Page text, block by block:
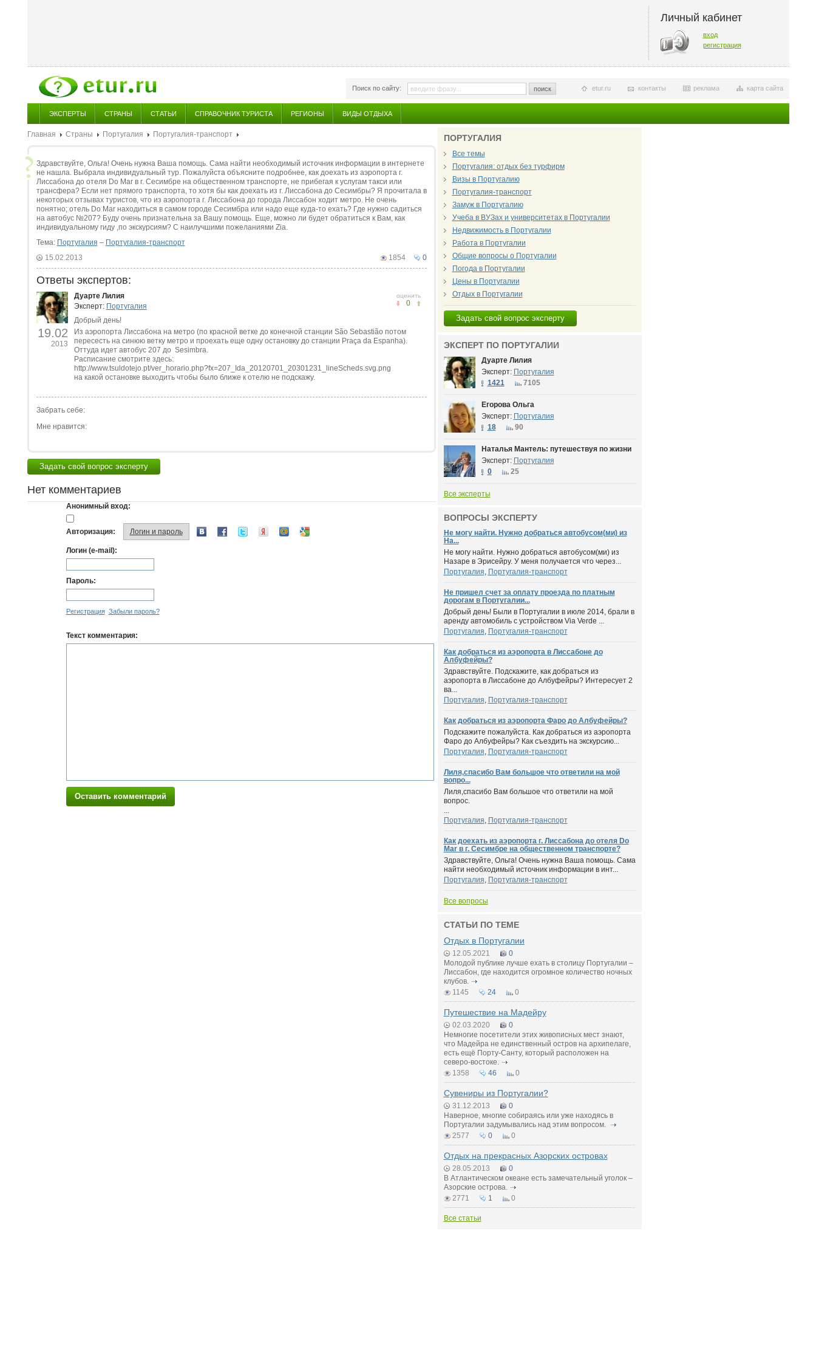
Личный кабинет
вход
регистрация
Поиск по сайту: поиск карта сайта
реклама
контакты
etur.ru
ЭКСПЕРТЫ СТРАНЫ СТАТЬИ СПРАВОЧНИК ТУРИСТА РЕГИОНЫ ВИДЫ ОТДЫХА
Главная Страны Португалия Португалия-транспорт
Здравствуйте, Ольга! Очень нужна Ваша помощь. Сама найти необходимый источник информации в интернете
не нашла. Выбрала индивидуальный тур. Пожалуйста объясните подробнее, как доехать из аэропорта г.
Лиссабона до отеля Do Mar в г. Сесимбре на общественном транспорте, не прибегая к услугам такси или
трансфера? Если нет прямого транспорта, то хотя бы как доехать из г. Лиссабона до Сесимбры? Я прочитала в
некоторых отзывах туристов, что из аэропорта г. Лиссабона до города Лиссабон ходит метро. Не очень
понятно; отель Do Mar находиться в самом городе Сесимбра или надо еще куда-то ехать? Где нужно садиться
на автобус №207? Буду очень признательна за Вашу помощь. Еще, можно ли будет обратиться к Вам, как
индивидуальному гиду ,по экскурсиям? С наилучшими пожеланиями Zia.
Тема: Португалия – Португалия-транспорт
0
1854
15.02.2013
Ответы экспертов:
19.02
2013
оценить
0
Дуарте Лилия
Эксперт: Португалия
Добрый день!
Из аэропорта Лиссабона на метро (по красной ветке до конечной станции São Sebastião потом
пересесть на синюю ветку метро и проехать еще одну остановку до станции Praça da Espanha).
Оттуда идет автобус 207 до Sesimbra.
Расписание смотрите здесь:
http://www.tsuldotejo.pt/ver_horario.php?fx=207_Ida_20120701_20301231_lineScheds.svg.png
на какой остановке выходить чтобы было ближе к отелю не подскажу.
Забрать себе:
Мне нравится:
Задать свой вопрос эксперту
Нет комментариев
Анонимный вход:
Авторизация: Логин и пароль
Логин (e-mail):
Пароль:
Регистрация Забыли пароль?
Текст комментария:
Оставить комментарий
ПОРТУГАЛИЯ
Все темы
Португалия: отдых без турфирм
Визы в Португалию
Португалия-транспорт
Замуж в Португалию
Учеба в ВУЗах и университетах в Португалии
Недвижимость в Португалии
Работа в Португалии
Общие вопросы о Португалии
Погода в Португалии
Цены в Португалии
Отдых в Португалии
Задать свой вопрос эксперту
ЭКСПЕРТ ПО ПОРТУГАЛИИ
Дуарте Лилия
Эксперт: Португалия
1421
7105
Егорова Ольга
Эксперт: Португалия
18
90
Наталья Мантель: путешествуя по жизни
Эксперт: Португалия
0
25
Все эксперты
ВОПРОСЫ ЭКСПЕРТУ
Не могу найти. Нужно добраться автобусом(ми) из
На...
Не могу найти. Нужно добраться автобусом(ми) из
Назаре в Эрисейру. У меня получается что через...
Португалия, Португалия-транспорт
Не пришел счет за оплату проезда по платным
дорогам в Португалии...
Добрый день! Были в Португалии в июле 2014, брали в
аренду автомобиль с устройством Via Verde ...
Португалия, Португалия-транспорт
Как добраться из аэропорта в Лиссабоне до
Албуфейры?
Здравствуйте. Подскажите, как добраться из
аэропорта в Лиссабоне до Албуфейры? Интересует 2
ва...
Португалия, Португалия-транспорт
Как добраться из аэропорта Фаро до Албуфейры?
Подскажите пожалуйста. Как добраться из аэропорта
Фаро до Албуфейры? Как съездить на экскурсию...
Португалия, Португалия-транспорт
Лиля,спасибо Вам большое что ответили на мой
вопро...
Лиля,спасибо Вам большое что ответили на мой
вопрос.
...
Португалия, Португалия-транспорт
Как доехать из аэропорта г. Лиссабона до отеля Do
Mar в г. Сесимбре на общественном транспорте?
Здравствуйте, Ольга! Очень нужна Ваша помощь. Сама
найти необходимый источник информации в инт...
Португалия, Португалия-транспорт
Все вопросы
СТАТЬИ ПО ТЕМЕ
Отдых в Португалии
12.05.2021
0
Молодой публике лучше ехать в столицу Португалии –
Лиссабон, где находится огромное количество ночных
клубов.
1145
24 0
Путешествие на Мадейру
02.03.2020
0
Немногие посетители этих живописных мест знают,
что Мадейра не единственный остров на архипелаге,
есть ещё Порту-Санту, который расположен на
северо-востоке.
1358
46 0
Сувениры из Португалии?
31.12.2013
0
Наверное, многие собираясь или уже находясь в
Португалии задумывались над этим вопросом.
2577
0 0
Отдых на прекрасных Азорских островах
28.05.2013
0
В Атлантическом океане есть замечательный уголок –
Азорские острова.
2771
1 0
Все статьи